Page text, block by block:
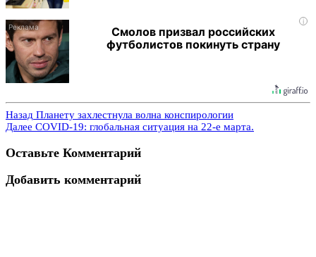
i
Смолов призвал российских
футболистов покинуть страну
Назад Планету захлестнула волна конспирологии
Далее COVID-19: глобальная ситуация на 22-е марта.
Оставьте Комментарий
Добавить комментарий